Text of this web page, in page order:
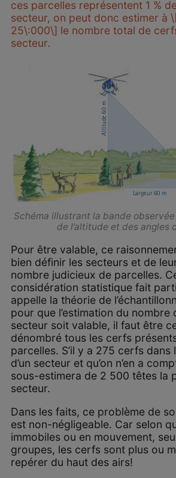
ces parcelles représentent 1 %
secteur, on peut donc estimer à
25\:000\] le nombre total de
secteur.
Schéma illustrant la bande
de l’altitude et des angles
Pour être valable, ce
bien définir les secteurs et de
nombre judicieux de parcelles.
considération statistique fait
appelle la théorie de
pour que l’estimation du nombre
secteur soit valable, il faut être
dénombré tous les cerfs
parcelles. S’il y a 275 cerfs dans
d’un secteur et qu’on n’en a
sous-estimera de 2 500 têtes la
secteur.
Dans les faits, ce problème de
est non-négligeable. Car selon
immobiles ou en mouvement,
groupes, les cerfs sont plus ou
repérer du haut des airs!